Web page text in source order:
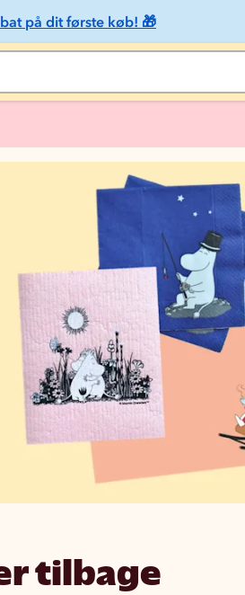
på dit første køb! 🎁
tilbage